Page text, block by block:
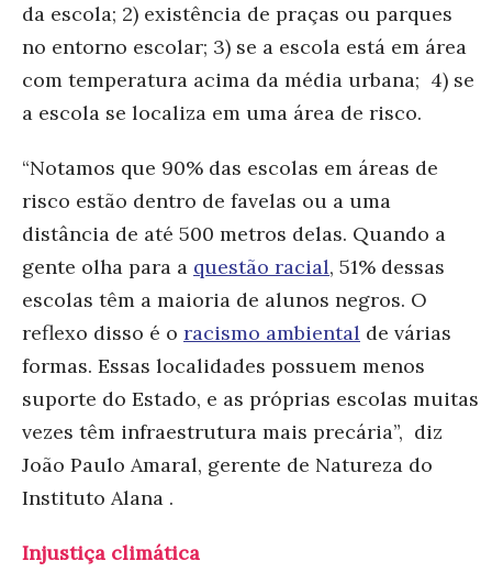
da escola; 2) existência de praças ou parques
no entorno escolar; 3) se a escola está em área
com temperatura acima da média urbana; 4) se
a escola se localiza em uma área de risco.
“Notamos que 90% das escolas em áreas de
risco estão dentro de favelas ou a uma
distância de até 500 metros delas. Quando a
gente olha para a questão racial, 51% dessas
escolas têm a maioria de alunos negros. O
reflexo disso é o racismo ambiental de várias
formas. Essas localidades possuem menos
suporte do Estado, e as próprias escolas muitas
vezes têm infraestrutura mais precária”, diz
João Paulo Amaral, gerente de Natureza do
Instituto Alana .
Injustiça climática